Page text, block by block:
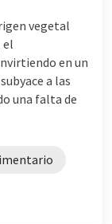
vegetal
el
en un
a las
una falta de